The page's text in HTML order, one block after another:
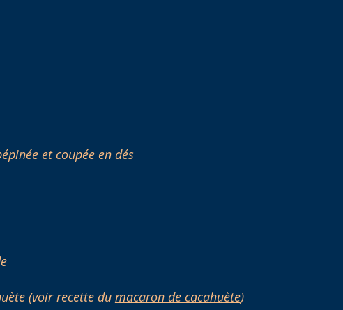
et coupée en dés
(voir recette du macaron de cacahuète)